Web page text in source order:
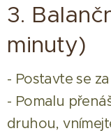
3.
minuty)
- Postavte se
- Pomalu
druhou,